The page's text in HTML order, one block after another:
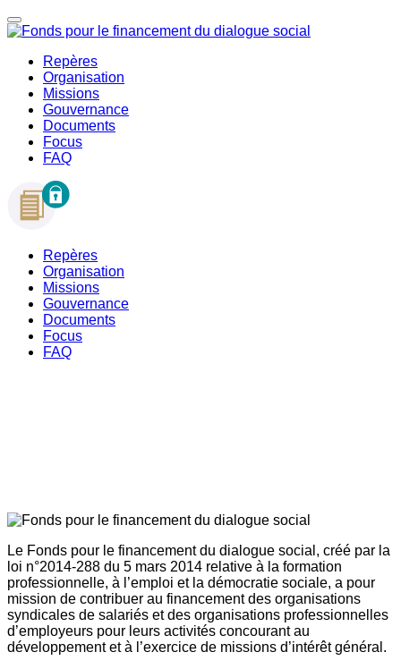
Repères
Organisation
Missions
Gouvernance
Documents
Focus
FAQ
Repères
Organisation
Missions
Gouvernance
Documents
Focus
FAQ
Le Fonds pour le financement du dialogue social, créé par la
loi n°2014-288 du 5 mars 2014 relative à la formation
professionnelle, à l’emploi et la démocratie sociale, a pour
mission de contribuer au financement des organisations
syndicales de salariés et des organisations professionnelles
d’employeurs pour leurs activités concourant au
développement et à l’exercice de missions d’intérêt général.